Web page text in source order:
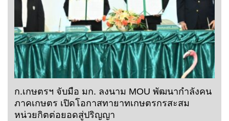
ก.เกษตรฯ จับมือ มก. ลงนาม MOU พัฒนากำลังคน
ภาคเกษตร เปิดโอกาสทายาทเกษตรกรสะสม
หน่วยกิตต่อยอดสู่ปริญญา